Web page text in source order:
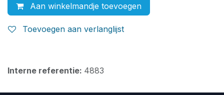
Aan winkelmandje toevoegen
Toevoegen aan verlanglijst
Interne referentie: 4883